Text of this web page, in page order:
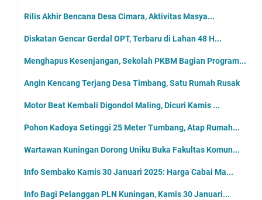
Rilis Akhir Bencana Desa Cimara, Aktivitas Masya...
Diskatan Gencar Gerdal OPT, Terbaru di Lahan 48 H...
Menghapus Kesenjangan, Sekolah PKBM Bagian Program...
Angin Kencang Terjang Desa Timbang, Satu Rumah Rusak
Motor Beat Kembali Digondol Maling, Dicuri Kamis ...
Pohon Kadoya Setinggi 25 Meter Tumbang, Atap Rumah...
Wartawan Kuningan Dorong Uniku Buka Fakultas Komun...
Info Sembako Kamis 30 Januari 2025: Harga Cabai Ma...
Info Bagi Pelanggan PLN Kuningan, Kamis 30 Januari...